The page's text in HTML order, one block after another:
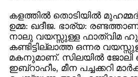
കളത്തില്‍ തൊടിയില്‍
ഉമ്മ: ഖദീജ. ഭാര്യ:
നാലു വയസ്സുള്ള ഫാത്വിമ
കണ്ടിട്ടില്ലാത്ത ഒന്നര
മകനുമാണ്. സിലയില്‍
ഇബ്റാഹീം, മീന പച്ചക്കറി